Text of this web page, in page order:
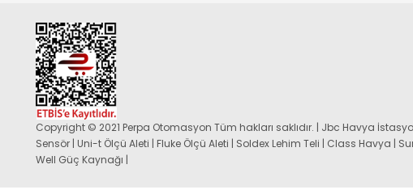
Copyright © 2021 Perpa Otomasyon Tüm hakları saklıdır. | Jbc Havya
Sensör | Uni-t Ölçü Aleti | Fluke Ölçü Aleti | Soldex Lehim Teli | Class Havya |
Well Güç Kaynağı |